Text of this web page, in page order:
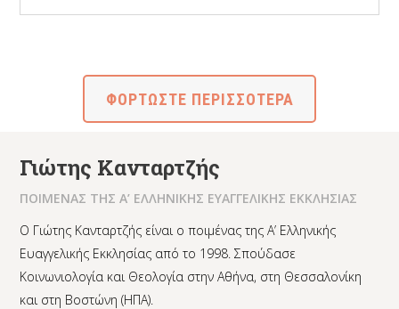
ΦΟΡΤΩΣΤΕ ΠΕΡΙΣΣΟΤΕΡΑ
Γιώτης Κανταρτζής
ΠΟΙΜΕΝΑΣ ΤΗΣ Α’ ΕΛΛΗΝΙΚΗΣ ΕΥΑΓΓΕΛΙΚΗΣ ΕΚΚΛΗΣΙΑΣ
Ο Γιώτης Κανταρτζής είναι ο ποιμένας της Α’ Ελληνικής
Ευαγγελικής Εκκλησίας από το 1998. Σπούδασε
Κοινωνιολογία και Θεολογία στην Αθήνα, στη Θεσσαλονίκη
και στη Βοστώνη (ΗΠΑ).